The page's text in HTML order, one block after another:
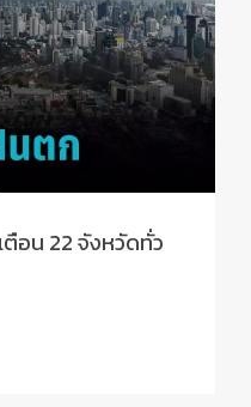
อน 22 จังหวัดทั่ว